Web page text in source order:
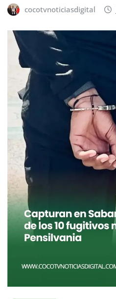
cocotvnoticiasdigital